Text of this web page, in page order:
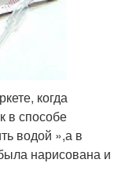
когда
в способе
водой »,а в
нарисована и